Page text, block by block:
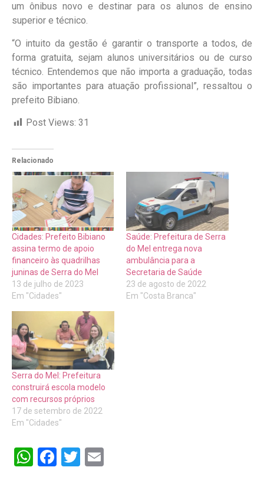
um ônibus novo e destinar para os alunos de ensino
superior e técnico.
“O intuito da gestão é garantir o transporte a todos, de
forma gratuita, sejam alunos universitários ou de curso
técnico. Entendemos que não importa a graduação, todas
são importantes para atuação profissional”, ressaltou o
prefeito Bibiano.
Post Views: 31
Relacionado
Cidades: Prefeito Bibiano
assina termo de apoio
financeiro às quadrilhas
juninas de Serra do Mel
13 de julho de 2023
Em "Cidades"
Saúde: Prefeitura de Serra
do Mel entrega nova
ambulância para a
Secretaria de Saúde
23 de agosto de 2022
Em "Costa Branca"
Serra do Mel: Prefeitura
construirá escola modelo
com recursos próprios
17 de setembro de 2022
Em "Cidades"
WhatsApp
Facebook
Twitter